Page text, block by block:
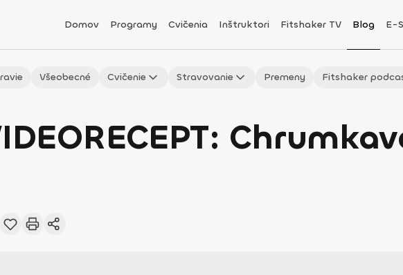
Domov Programy Cvičenia Inštruktori Fitshaker TV Blog E-
Všeobecné Cvičenie Stravovanie Premeny Fitshaker